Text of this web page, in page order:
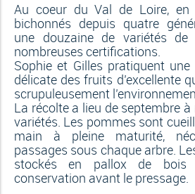
Au coeur du Val de Loire, en
bichonnés depuis quatre
une douzaine de variétés
nombreuses certifications.
Sophie et Gilles pratiquent
délicate des fruits d’excellente
scrupuleusement
La récolte a lieu de septembre
variétés. Les pommes sont
main à pleine maturité,
passages sous chaque arbre.
stockés en pallox de bois
conservation avant le pressage.